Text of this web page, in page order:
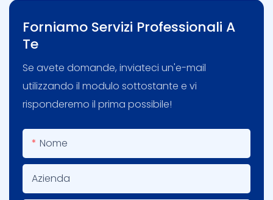
Forniamo Servizi Professionali A
Te
Se avete domande, inviateci un'e-mail
utilizzando il modulo sottostante e vi
risponderemo il prima possibile!
Nome
Azienda